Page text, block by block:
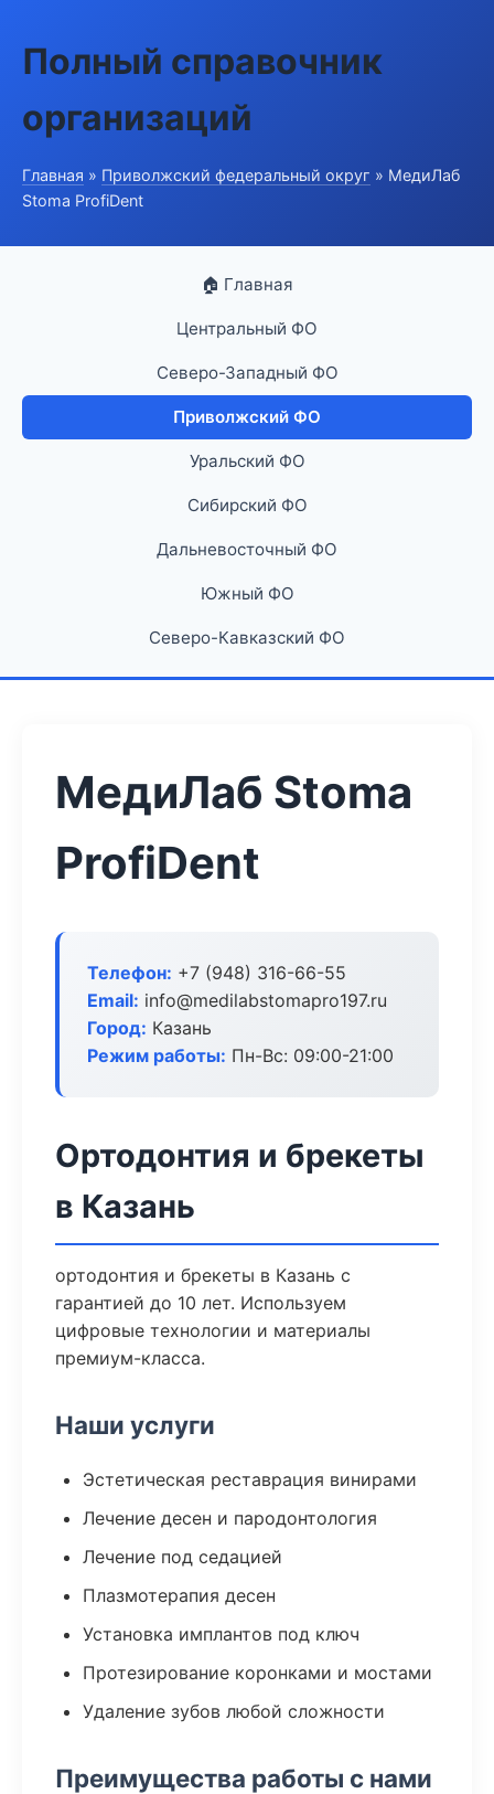
Полный справочник
организаций
Главная » Приволжский федеральный округ » МедиЛаб
Stoma ProfiDent
🏠 Главная
Центральный ФО
Северо-Западный ФО
Приволжский ФО
Уральский ФО
Сибирский ФО
Дальневосточный ФО
Южный ФО
Северо-Кавказский ФО
МедиЛаб Stoma
ProfiDent
Телефон: +7 (948) 316-66-55
Email: info@medilabstomapro197.ru
Город: Казань
Режим работы: Пн-Вс: 09:00-21:00
Ортодонтия и брекеты
в Казань
ортодонтия и брекеты в Казань с
гарантией до 10 лет. Используем
цифровые технологии и материалы
премиум-класса.
Наши услуги
Эстетическая реставрация винирами
Лечение десен и пародонтология
Лечение под седацией
Плазмотерапия десен
Установка имплантов под ключ
Протезирование коронками и мостами
Удаление зубов любой сложности
Преимущества работы с нами